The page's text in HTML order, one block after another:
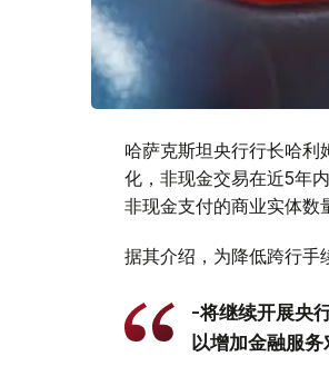
哈萨克斯坦央行行长哈利
化，非现金交易在近5年
非现金支付的商业实体数
据其介绍，为降低跨行手
-将继续开展央
以增加金融服务